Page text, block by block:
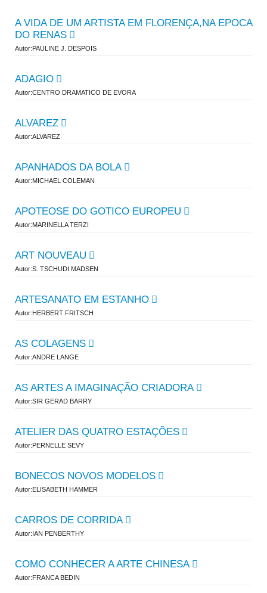
A VIDA DE UM ARTISTA EM FLORENÇA,NA EPOCA
DO RENAS
Autor:PAULINE J. DESPOIS
ADAGIO
Autor:CENTRO DRAMATICO DE EVORA
ALVAREZ
Autor:ALVAREZ
APANHADOS DA BOLA
Autor:MICHAEL COLEMAN
APOTEOSE DO GOTICO EUROPEU
Autor:MARINELLA TERZI
ART NOUVEAU
Autor:S. TSCHUDI MADSEN
ARTESANATO EM ESTANHO
Autor:HERBERT FRITSCH
AS COLAGENS
Autor:ANDRE LANGE
AS ARTES A IMAGINAÇÃO CRIADORA
Autor:SIR GERAD BARRY
ATELIER DAS QUATRO ESTAÇÕES
Autor:PERNELLE SEVY
BONECOS NOVOS MODELOS
Autor:ELISABETH HAMMER
CARROS DE CORRIDA
Autor:IAN PENBERTHY
COMO CONHECER A ARTE CHINESA
Autor:FRANCA BEDIN